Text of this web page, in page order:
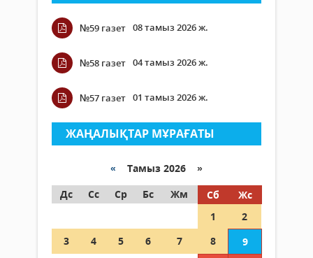
№59 газет 08 тамыз 2026 ж.
№58 газет 04 тамыз 2026 ж.
№57 газет 01 тамыз 2026 ж.
ЖАҢАЛЫҚТАР МҰРАҒАТЫ
« Тамыз 2026 »
Дс
Сс Ср Бс Жм Сб
Жс
1
2
3
4 5 6 7 8
9